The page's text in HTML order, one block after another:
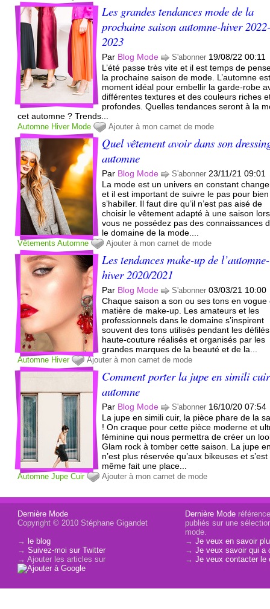
Les grandes tendances mode de la
prochaine saison automne-hiver
2023
Par Blog Mode S'abonner 19/08/22 00:11
L’été passe très vite et il est temps de
la prochaine saison de mode. L’automne
moment idéal pour embellir la garde-robe
différentes textures et des couleurs riches
profondes. Quelles tendances seront à la
cet automne ? Trends...
Automne Hiver Mode Ajouter à mon carnet de mode
Quel vêtement avoir dans son
automne
Par Blog Mode S'abonner 23/11/21 09:01
La mode est un univers en constant
et il est important de suivre le pas pour bien
s’habiller. Il faut dire qu’il n’est pas aisé de
choisir le vêtement adapté à une saison
vous ne possédez pas des connaissances
le domaine de la mode....
Vêtements Automne Ajouter à mon carnet de mode
Les tendances make-up de l’automne-
hiver 2020/2021
Par Blog Mode S'abonner 03/03/21 10:00
Chaque saison a son ou ses tons en vogue
matière de make-up. Les amateurs et les
professionnels dans le domaine s’inspirent
souvent des tons utilisés pendant les défilés
haute-couture réalisés et organisés par les
grandes marques de la beauté et de la...
Automne Hiver Ajouter à mon carnet de mode
Comment porter la jupe en simili
automne
Par Blog Mode S'abonner 16/10/20 07:54
La jupe en simili cuir, la pièce phare de la
! On craque pour cette pièce moderne et
féminine qui nous permettra de créer un
Glam rock à tomber cette saison. La jupe
n’est plus réservée qu’aux bikeuses et s’est
même fait une place...
Automne Jupe Cuir Ajouter à mon carnet de mode
Dernière Mode
Copyright © 2010 Stéphane Gigandet
→ le blog
→Suivez-moi sur Twitter
→ Ajouter les articles sur
Dernière Mode
publiés sur une
mode.
→Je veux en savoir
→Je veux savoir qui a
→Je veux contacter le